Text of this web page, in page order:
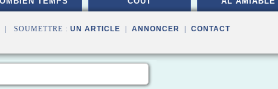
| SOUMETTRE : UN ARTICLE ANNONCER CONTACT